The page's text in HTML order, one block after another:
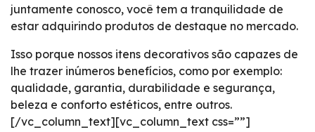
juntamente conosco, você tem a tranquilidade de
estar adquirindo produtos de destaque no mercado.
Isso porque nossos itens decorativos são capazes de
lhe trazer inúmeros benefícios, como por exemplo:
qualidade, garantia, durabilidade e segurança,
beleza e conforto estéticos, entre outros.
[/vc_column_text][vc_column_text css=””]